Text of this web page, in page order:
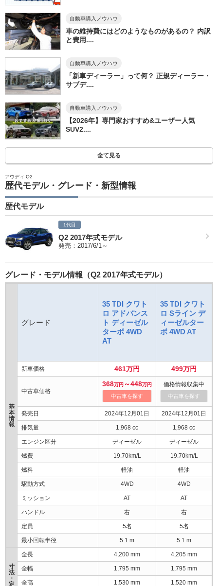
自動車購入ノウハウ
車の維持費にはどのようなものがあるの？ 内訳
と費用....
自動車購入ノウハウ
「新車ディーラー」って何？ 正規ディーラー・
サブデ....
自動車購入ノウハウ
【2026年】専門家おすすめ&ユーザー人気
SUV2....
全て見る
アウディ Q2
歴代モデル・グレード・新型情報
歴代モデル
1代目
Q2 2017年式モデル
発売：2017/6/1～
グレード・モデル情報（Q2 2017年式モデル）
基
本
情
報
グレード
35 TDI クワト
ロ アドバンス
ト ディーゼル
ターボ 4WD
AT
35 TDI クワト
ロ Sライン デ
ィーゼルター
ボ 4WD AT
新車価格 461万円 499万円
中古車価格
368万円 ～448万円
中古車を探す
価格情報収集中
中古車を探す
発売日 2024年12月01日 2024年12月01日
排気量 1,968 cc 1,968 cc
エンジン区分 ディーゼル ディーゼル
燃費 19.70km/L 19.70km/L
燃料 軽油 軽油
駆動方式 4WD 4WD
ミッション AT AT
ハンドル 右 右
定員 5名 5名
最小回転半径 5.1 m 5.1 m
寸
法
・
定
全長 4,200 mm 4,205 mm
全幅 1,795 mm 1,795 mm
全高 1,530 mm 1,520 mm